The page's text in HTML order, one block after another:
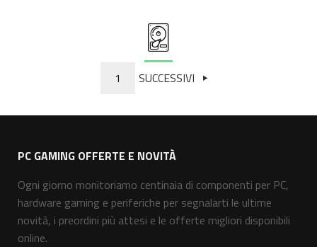
1 SUCCESSIVI
PC GAMING OFFERTE E NOVITÀ
Ogni giorno monitoriamo centinaia di componenti per PC,
hardware gaming e periferiche per segnalarti le ultime
novità, i preordini più attesi e le offerte migliori disponibili
online.